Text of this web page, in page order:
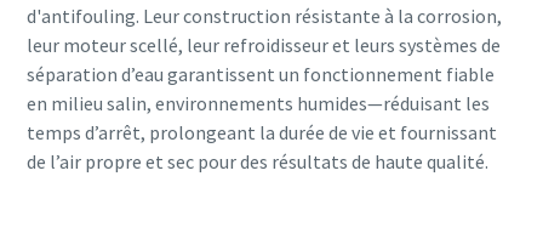
d'antifouling. Leur construction résistante à la corrosion,
leur moteur scellé, leur refroidisseur et leurs systèmes de
séparation d’eau garantissent un fonctionnement fiable
en milieu salin, environnements humides—réduisant les
temps d’arrêt, prolongeant la durée de vie et fournissant
de l’air propre et sec pour des résultats de haute qualité.